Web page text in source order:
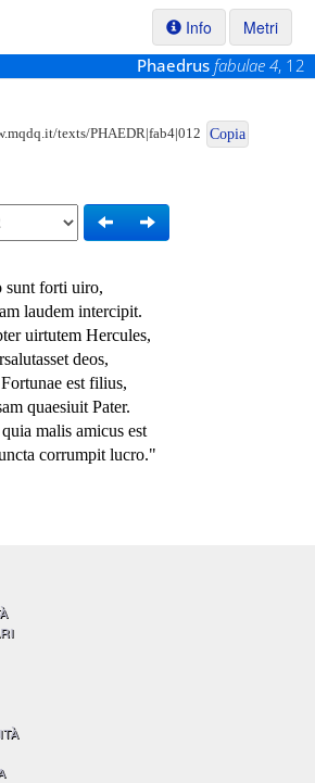
Info
Metri
Phaedrus fabulae 4, 12
texts/PHAEDR|fab4|012 Copia
sunt forti uiro,
laudem intercipit.
uirtutem Hercules,
deos,
est filius,
quaesiuit Pater.
malis amicus est
corrumpit lucro."